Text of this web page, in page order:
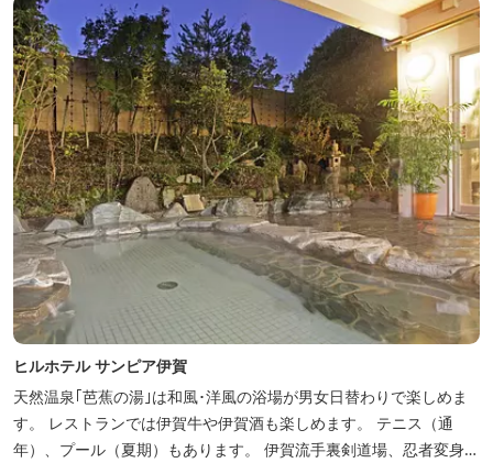
ヒルホテル サンピア伊賀
天然温泉｢芭蕉の湯｣は和風･洋風の浴場が男女日替わりで楽しめま
す。 レストランでは伊賀牛や伊賀酒も楽しめます。 テニス（通
年）、プール（夏期）もあります。 伊賀流手裏剣道場、忍者変身処